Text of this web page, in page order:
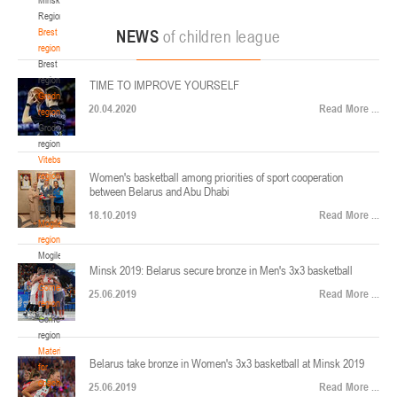
Region
Brest
region
Brest
region
Grodno
region
Grodno
region
Vitebsk
region
Vitebsk
region
Mogilev
region
Mogilev
region
Gomel
region
Gomel
region
Materials
for
coaches
ул. Ленинградская, 4
Минск
Финал четырех – юноши 2014-2015 гг.р., Дивизион 2, 22-24 апреля 2026 г., г.
Минск, ул. Стадионная, 3
U-12, девушки
V тур – девушки 2014-2015 гг.р., Дивизион 1, 17-19 апреля 2026 г., г. Гомель,
ул. Б.Хмельницкого, 118а
Минск
Финал 4-х – девушки 2010-2011 гг.р., Дивизион 2, 14-16 апреля 2026 г., г.
Минск, ул. Стадионная, 3
NEWS of children league
TIME TO IMPROVE YOURSELF
20.04.2020 Read More ...
Women's basketball among priorities of sport cooperation
between Belarus and Abu Dhabi
18.10.2019 Read More ...
Minsk 2019: Belarus secure bronze in Men's 3x3 basketball
25.06.2019 Read More ...
Belarus take bronze in Women's 3x3 basketball at Minsk 2019
25.06.2019 Read More ...